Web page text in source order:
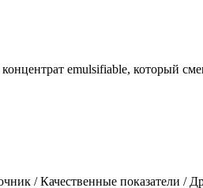
emulsifiable, который
/ Качественные показатели /